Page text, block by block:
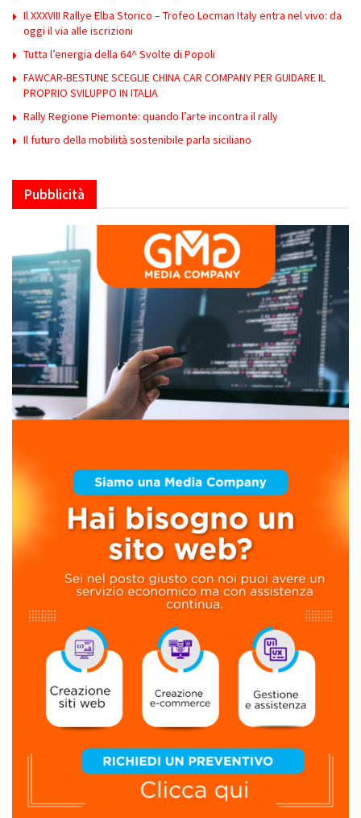
Il XXXVIII Rallye Elba Storico – Trofeo Locman Italy entra nel vivo: da
oggi il via alle iscrizioni
Tutta l’energia della 64^ Svolte di Popoli
FAWCAR-BESTUNE SCEGLIE CHINA CAR COMPANY PER GUIDARE IL
PROPRIO SVILUPPO IN ITALIA
Rally Regione Piemonte: quando l’arte incontra il rally
Il futuro della mobilità sostenibile parla siciliano
Pubblicità